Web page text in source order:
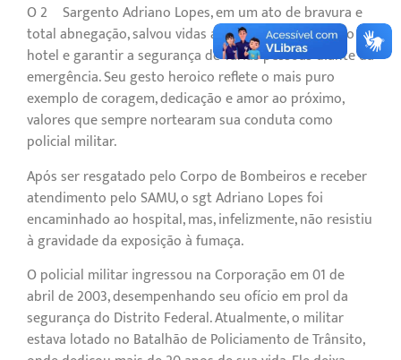
O 2º Sargento Adriano Lopes, em um ato de bravura e
total abnegação, salvou vidas ao ajudar na evacuação do
hotel e garantir a segurança de várias pessoas diante da
emergência. Seu gesto heroico reflete o mais puro
exemplo de coragem, dedicação e amor ao próximo,
valores que sempre nortearam sua conduta como
policial militar.
Após ser resgatado pelo Corpo de Bombeiros e receber
atendimento pelo SAMU, o sgt Adriano Lopes foi
encaminhado ao hospital, mas, infelizmente, não resistiu
à gravidade da exposição à fumaça.
O policial militar ingressou na Corporação em 01 de
abril de 2003, desempenhando seu ofício em prol da
segurança do Distrito Federal. Atualmente, o militar
estava lotado no Batalhão de Policiamento de Trânsito,